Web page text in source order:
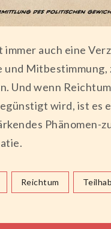
immer auch eine
und Mitbestimmung,
Und wenn Reichtum
wird, ist es
Phänomen-
Reichtum